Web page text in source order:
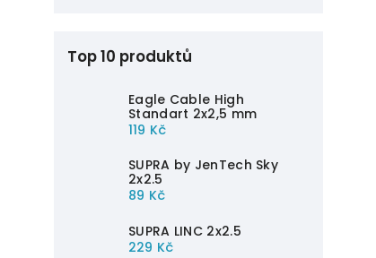
Sonos
System ONE
Topping
Top 10 produktů
Eagle Cable High
Standart 2x2,5 mm
119 Kč
SUPRA by JenTech Sky
2x2.5
89 Kč
SUPRA LINC 2x2.5
229 Kč